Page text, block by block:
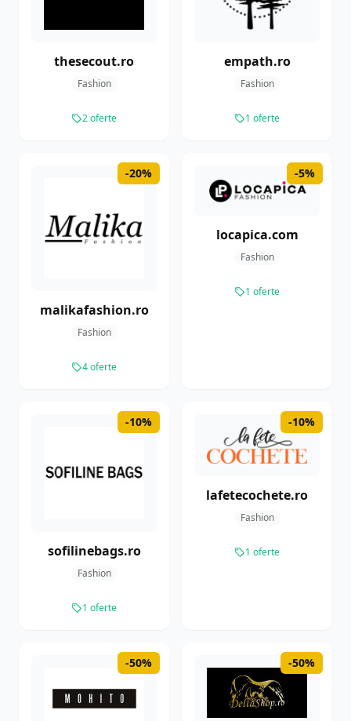
thesecout.ro
Fashion
2 oferte
empath.ro
Fashion
1 oferte
-20%
malikafashion.ro
Fashion
4 oferte
-5%
locapica.com
Fashion
1 oferte
-10%
sofilinebags.ro
Fashion
1 oferte
-10%
lafetecochete.ro
Fashion
1 oferte
-50% -50%